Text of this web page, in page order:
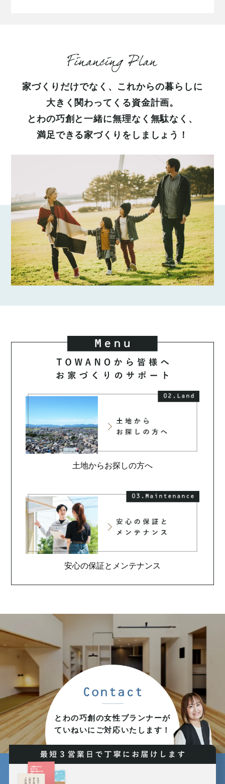
家づくりだけでなく、 これからの暮らしに
大きく関わってくる資金計画。
とわの巧創と一緒に無理なく無駄なく、
満足できる家づくりをしましょう！
土地からお探しの方へ
安心の保証とメンテナンス
とわの巧創の女性プランナーが
ていねいにご対応いたします！